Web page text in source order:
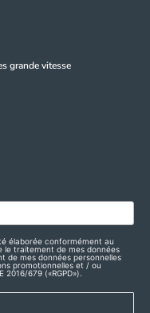
grande vitesse
élaborée conformément au
le traitement de mes données
de mes données personnelles
promotionnelles et / ou
679 («RGPD»).